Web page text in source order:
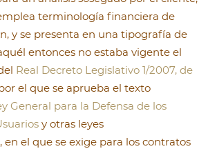
terminología financiera de
y se presenta en una tipografía de
entonces no estaba vigente el
Real Decreto Legislativo 1/2007, de
el que se aprueba el texto
General para la Defensa de los
y otras leyes
el que se exige para los contratos